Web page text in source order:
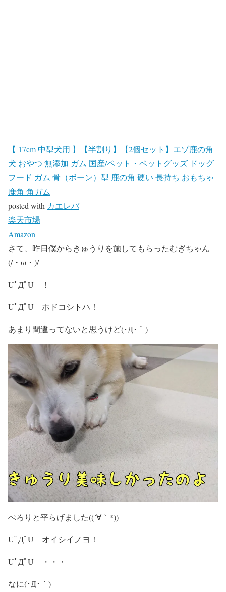
【 17cm 中型犬用 】【半割り】【2個セット】エゾ鹿の角
犬 おやつ 無添加 ガム 国産/ペット・ペットグッズ ドッグ
フード ガム 骨（ボーン）型 鹿の角 硬い 長持ち おもちゃ
鹿角 角ガム
posted with カエレバ
楽天市場
Amazon
さて、昨日僕からきゅうりを施してもらったむぎちゃん
(/・ω・)/
UﾟДﾟU ！
UﾟДﾟU ホドコシトハ！
あまり間違ってないと思うけど(･Д･｀)
ぺろりと平らげました((´∀｀*))
UﾟДﾟU オイシイノヨ！
UﾟДﾟU ・・・
なに(･Д･｀)